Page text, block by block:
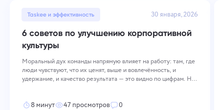
Taskee и эффективность 30 января, 2026
6 советов по улучшению корпоративной
культуры
Моральный дух команды напрямую влияет на работу: там, где
люди чувствуют, что их ценят, выше и вовлечённость, и
удержание, и качество результата — это видно по цифрам. Но
компания
8 минут 47 просмотров
0